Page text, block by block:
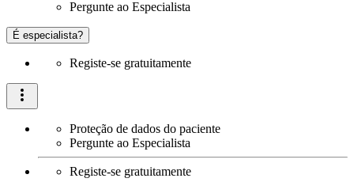
Pergunte ao Especialista
É especialista?
Registe-se gratuitamente
Proteção de dados do paciente
Pergunte ao Especialista
Registe-se gratuitamente